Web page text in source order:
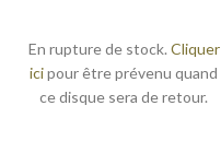
En rupture de stock. Cliquer
icipour être prévenu quand
ce disque sera de retour.